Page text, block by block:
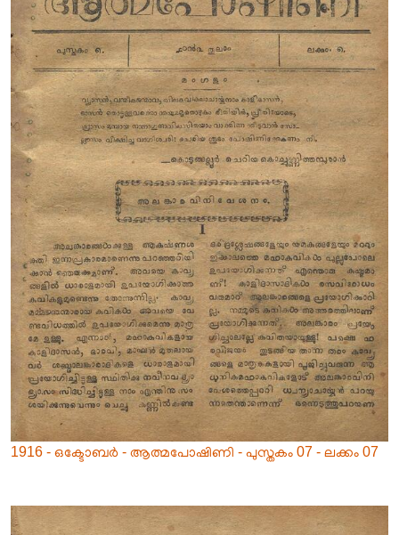
1916 - ഒക്ടോബർ - ആത്മപോഷിണി - പുസ്തകം 07 - ലക്കം 07